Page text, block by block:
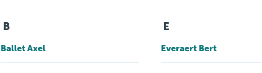
Behandelingen
Sociaal
B
Ballet Axel
E
Everaert Bert